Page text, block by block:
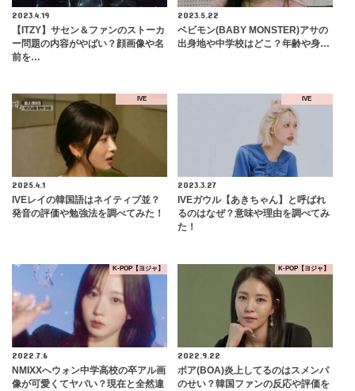
2023.4.19
【ITZY】サセン＆ファンのストーカ
ー問題の内容がやばい？顔画像や名
前を…
2023.5.22
ベビモン(BABY MONSTER)アサの
出身地や中学校はどこ？年齢や身…
IVE
2025.4.1
IVEレイの韓国語はネイティブ並？
発音の評価や勉強法を調べてみた！
IVE
2023.3.27
IVEガウル【あきちゃん】と呼ばれ
るのはなぜ？意味や理由を調べてみ
た！
K-POP【ヨジャ】
2022.7.6
NMIXXへウォン中学高校の卒アル画
像が可愛くてヤバい？現在と全然違
K-POP【ヨジャ】
2022.9.22
ボア(BOA)炎上してるのはスメンパ
のせい？韓国ファンの反応や評価を